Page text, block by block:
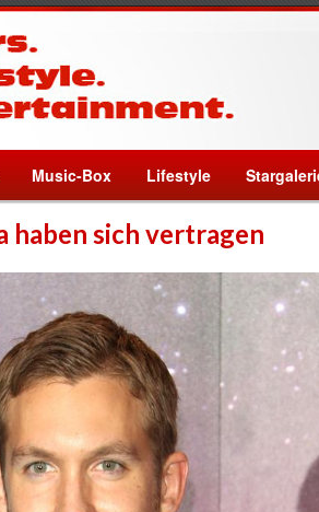
Music-Box Lifestyle
haben sich vertragen